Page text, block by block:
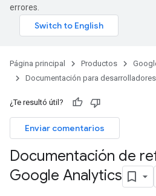
errores.
Página principal Productos
Documentación para desarrolladores
¿Te resultó útil?
Enviar comentarios
Documentación de
Google Analytics